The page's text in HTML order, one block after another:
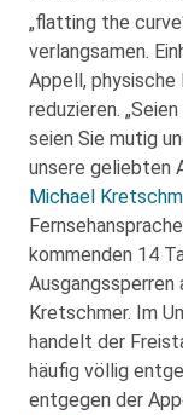
„flatting the
verlangsamen.
Appell, physische
reduzieren.
seien Sie mutig
unsere geliebten
Michael
kommenden 14
Kretschmer. Im
handelt der
häufig völlig
entgegen der